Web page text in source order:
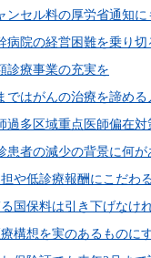
ンセル料の厚労省通知
病院の経営困難を乗り
診療事業の充実を
ではがんの治療を諦め
過多区域重点医師偏在
患者の減少の背景に何
担や低診療報酬にこだ
る国保料は引き下げなけ
療構想を実のあるものに